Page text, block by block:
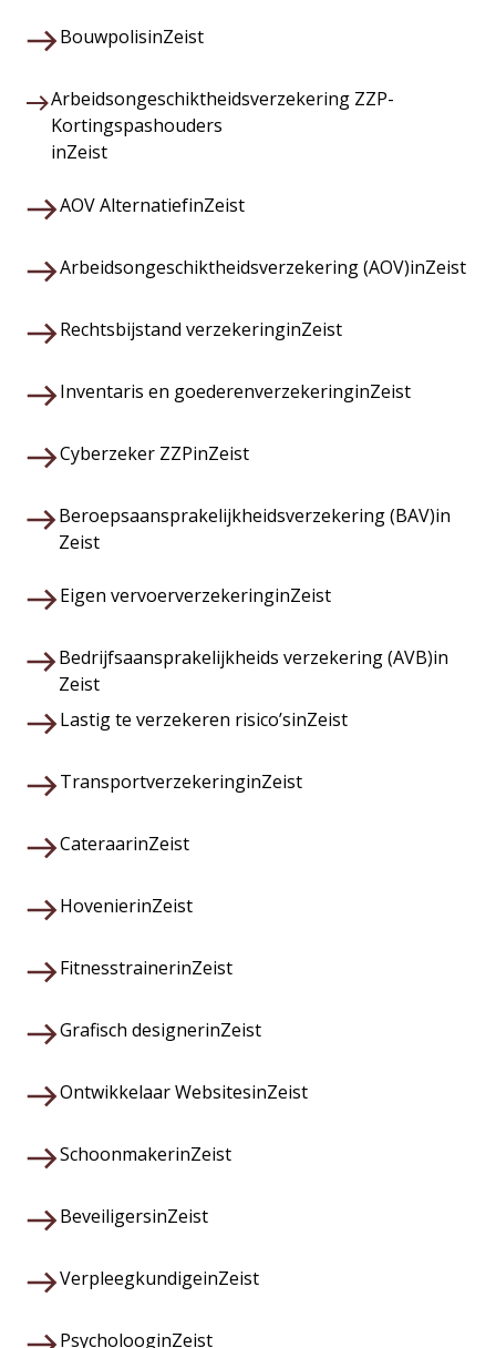
BouwpolisinZeist
Arbeidsongeschiktheidsverzekering ZZP-
Kortingspashouders
inZeist
AOV AlternatiefinZeist
Arbeidsongeschiktheidsverzekering (AOV)inZeist
Rechtsbijstand verzekeringinZeist
Inventaris en goederenverzekeringinZeist
Cyberzeker ZZPinZeist
Beroepsaansprakelijkheidsverzekering (BAV)in
Zeist
Eigen vervoerverzekeringinZeist
Bedrijfsaansprakelijkheids verzekering (AVB)in
Zeist
Lastig te verzekeren risico’sinZeist
TransportverzekeringinZeist
CateraarinZeist
HovenierinZeist
FitnesstrainerinZeist
Grafisch designerinZeist
Ontwikkelaar WebsitesinZeist
SchoonmakerinZeist
BeveiligersinZeist
VerpleegkundigeinZeist
PsycholooginZeist